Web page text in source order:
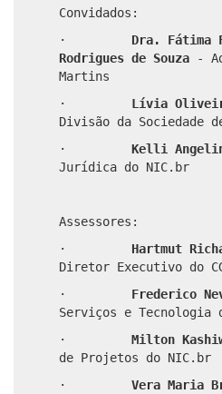
Convidados:
·
Dra. Fátima
Rodrigues de Souza
-
Martins
·
Lívia
Divisão da Sociedade
·
Kelli
Jurídica do NIC.br
Assessores:
·
Hartmut
Diretor Executivo do
·
Frederico
Serviços e Tecnologia
·
Milton
de Projetos do NIC.br
·
Vera Maria